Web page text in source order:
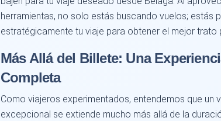
herramientas, no solo estás buscando vuelos; estás
estratégicamente tu viaje para obtener el mejor trato
Más Allá del Billete: Una
Completa
Como viajeros experimentados, entendemos que un
excepcional se extiende mucho más allá de la